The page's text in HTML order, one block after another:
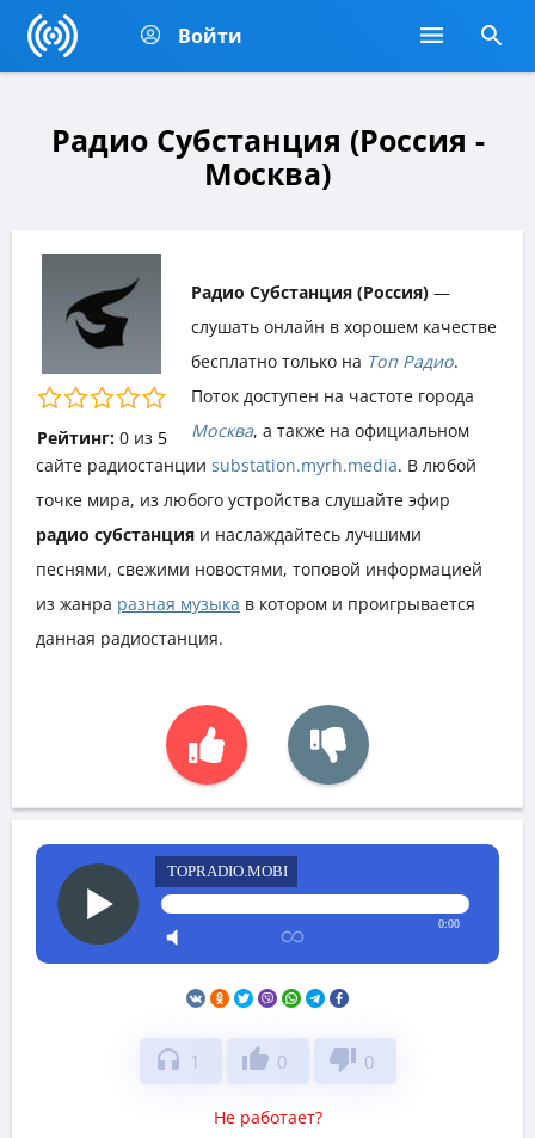
Войти
Радио Субстанция (Россия -
Москва)
Рейтинг: 0из 5
Радио Субстанция (Россия) —
слушать онлайн в хорошем качестве
бесплатно только на Топ Радио.
Поток доступен на частоте города
Москва, а также на официальном
сайте радиостанции substation.myrh.media. В любой
точке мира, из любого устройства слушайте эфир
радио субстанция и наслаждайтесь лучшими
песнями, свежими новостями, топовой информацией
из жанра разная музыка в котором и проигрывается
данная радиостанция.
TOPRADIO.MOBI
0:00
headphones 1 thumb_up 0 thumb_down 0
Не работает?